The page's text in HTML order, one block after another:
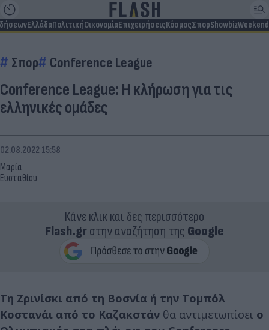
ΕλλάδαΠολιτικήΟικονομίαΕπιχειρήσειςΚόσμοςΣπορShowbizWeekend
Σπορ Conference League
Conference League: Η κλήρωση για τις
ελληνικές ομάδες
Μαρία
Ευσταθίου
02.08.2022 15:58
Κάνε κλικ και δες περισσότερο
Flash.grστην αναζήτηση της Google
Τη Ζρινίσκι από τη Βοσνία ή την Τομπόλ
Κοστανάι από το Καζακστάν θα αντιμετωπίσει ο